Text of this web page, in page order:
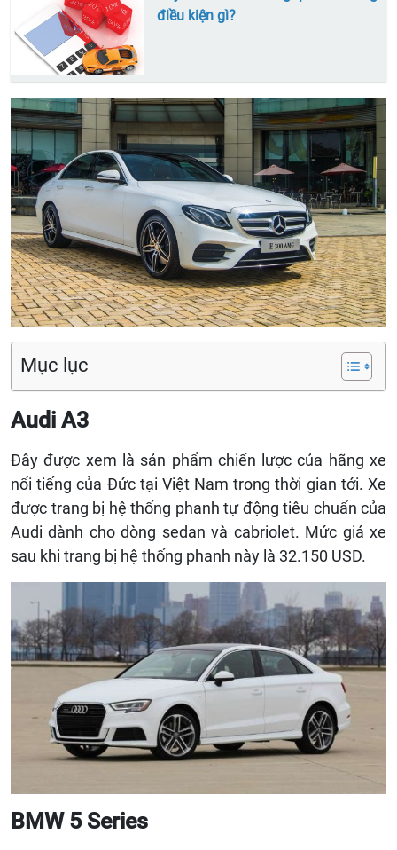
điều kiện gì?
Mục lục
Audi A3
Đây được xem là sản phẩm chiến lược của hãng xe
nổi tiếng của Đức tại Việt Nam trong thời gian tới. Xe
được trang bị hệ thống phanh tự động tiêu chuẩn của
Audi dành cho dòng sedan và cabriolet. Mức giá xe
sau khi trang bị hệ thống phanh này là 32.150 USD.
BMW 5 Series